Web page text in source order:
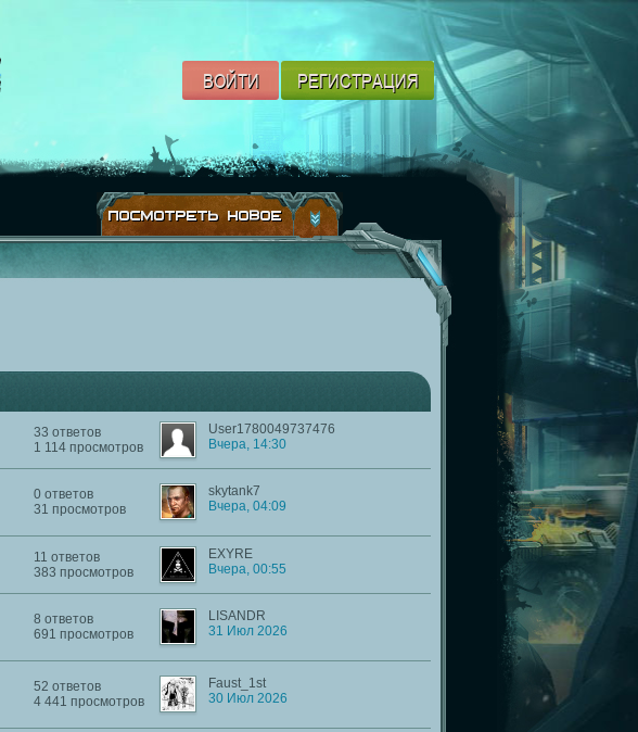
РЕГИСТРАЦИЯ
ВОЙТИ
ПОСМОТРЕТЬ НОВОЕ
33 ответов
1 114 просмотров
User1780049737476
Вчера, 14:30
0 ответов
31 просмотров
skytank7
Вчера, 04:09
11 ответов
383 просмотров
EXYRE
Вчера, 00:55
8 ответов
691 просмотров
LISANDR
31 Июл 2026
52 ответов
4 441 просмотров
Faust_1st
30 Июл 2026